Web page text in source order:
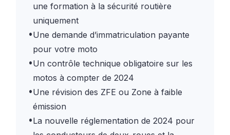
une formation à la sécurité routière
uniquement
•Une demande d’immatriculation payante
pour votre moto
•Un contrôle technique obligatoire sur les
motos à compter de 2024
•Une révision des ZFE ou Zone à faible
émission
•La nouvelle réglementation de 2024 pour